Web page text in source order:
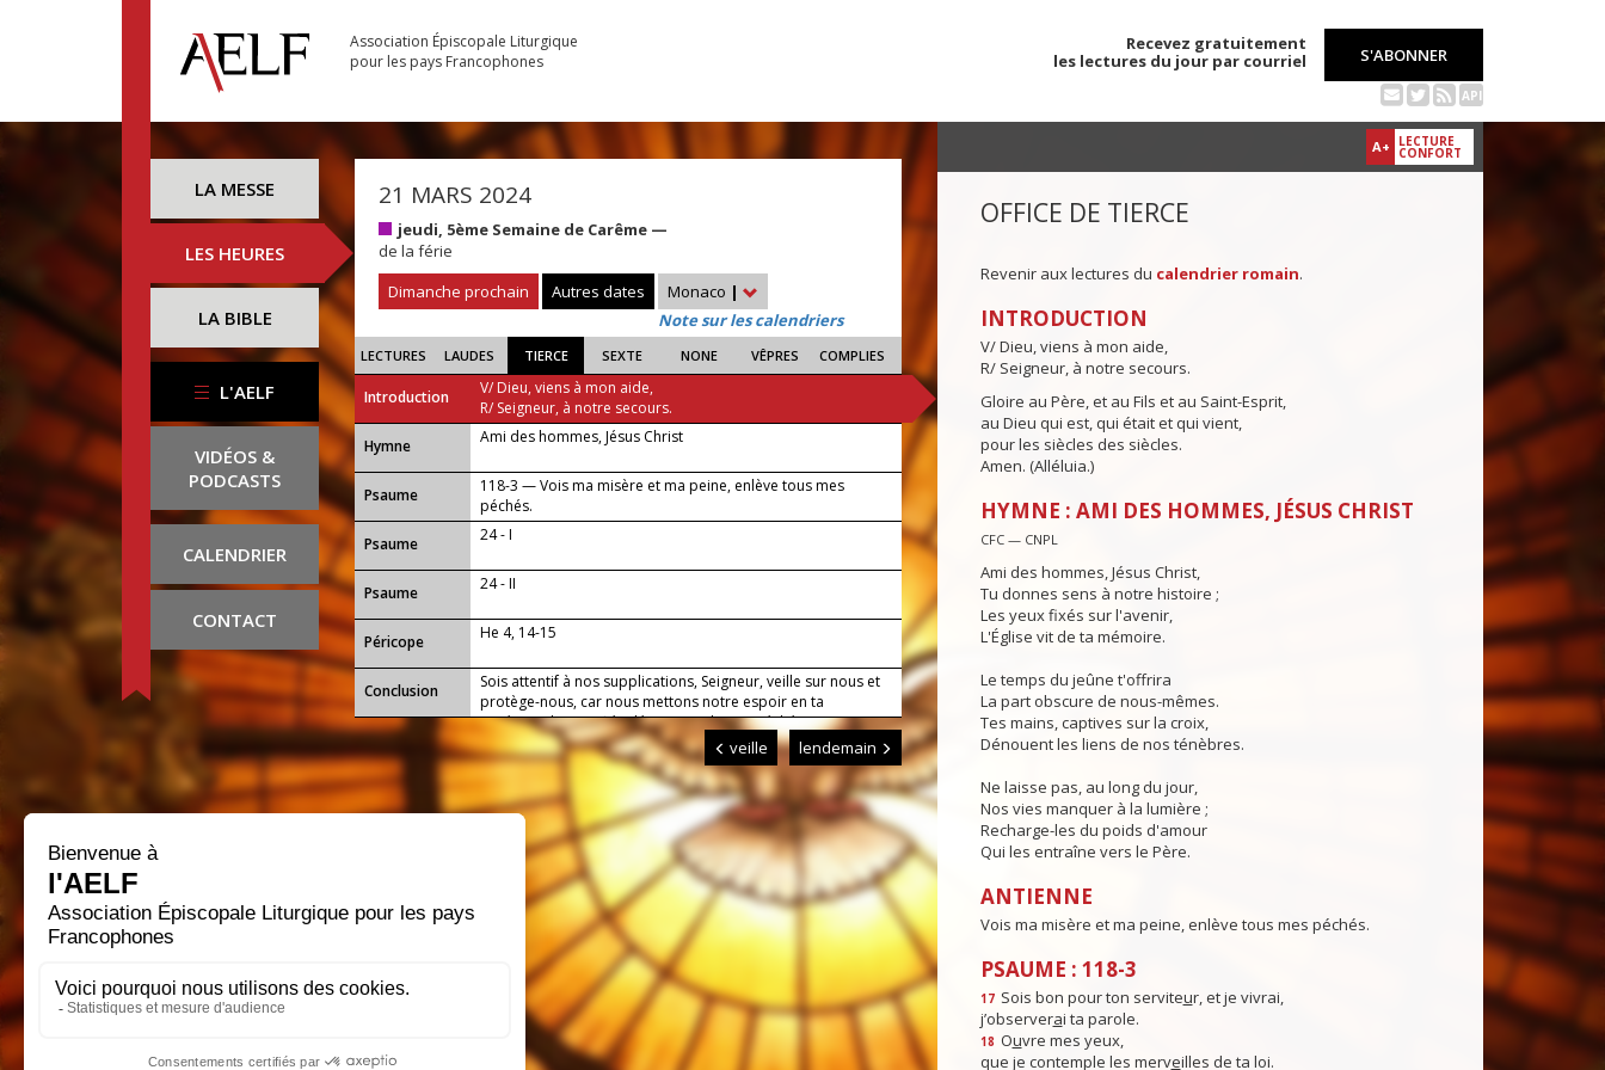
Association Épiscopale Liturgique
pour les pays Francophones
Recevez gratuitement
les lectures du jour par courriel
S'ABONNER
API
LA MESSE
LES HEURES
LA BIBLE
L'AELF
VIDÉOS &
PODCASTS
CALENDRIER
CONTACT
21 MARS 2024
jeudi, 5ème Semaine de Carême —
de la férie
Dimanche prochain
Autres dates Monaco |
Note sur les calendriers
LECTURES LAUDES TIERCE SEXTE NONE VÊPRES COMPLIES
Introduction
V/ Dieu, viens à mon aide,
R/ Seigneur, à notre secours.
...
Hymne Ami des hommes, Jésus Christ
Psaume
118-3 — Vois ma misère et ma peine, enlève tous mes
péchés.
Psaume
24 - I
Psaume 24 - II
Péricope He 4, 14-15
Conclusion
Sois attentif à nos supplications, Seigneur, veille sur nous et
protège-nous, car nous mettons notre espoir en ta
miséricorde : purifiés désormais de nos péchés, nous
pourrons mener une vie sainte et entrer en possession de
ton héritage.
veille lendemain
A+ LECTURE
CONFORT
OFFICE DE TIERCE
Revenir aux lectures du calendrier romain.
INTRODUCTION
V/ Dieu, viens à mon aide,
R/ Seigneur, à notre secours.
Gloire au Père, et au Fils et au Saint-Esprit,
au Dieu qui est, qui était et qui vient,
pour les siècles des siècles.
Amen. (Alléluia.)
HYMNE : AMI DES HOMMES, JÉSUS CHRIST
CFC — CNPL
Ami des hommes, Jésus Christ,
Tu donnes sens à notre histoire ;
Les yeux fixés sur l'avenir,
L'Église vit de ta mémoire.
Le temps du jeûne t'offrira
La part obscure de nous-mêmes.
Tes mains, captives sur la croix,
Dénouent les liens de nos ténèbres.
Ne laisse pas, au long du jour,
Nos vies manquer à la lumière ;
Recharge-les du poids d'amour
Qui les entraîne vers le Père.
ANTIENNE
Vois ma misère et ma peine, enlève tous mes péchés.
PSAUME : 118-3
17 Sois bon pour ton serviteur, et je vivrai,
j’observerai ta parole.
18 Ouvre mes yeux,
que je contemple les merveilles de ta loi.